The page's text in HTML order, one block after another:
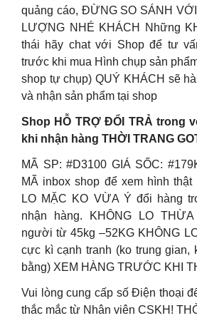
quảng cáo, ĐỪNG SO SÁNH
LƯỢNG NHÉ KHÁCH Những
thái hãy chat với Shop để tư
trước khi mua Hình chụp sản
shop tự chụp) QUÝ KHÁCH sẽ
và nhận sản phẩm tại shop
Shop HỖ TRỢ ĐỔI TRẢ trong
khi nhận hàng THỜI TRANG
MÃ SP: #D3100 GIÁ SỐC:
MÃ inbox shop để xem hình thật
LO MẶC KO VỪA Ý đổi hàng
nhận hàng. KHÔNG LO
người từ 45kg –52KG KHÔNG
cực kì cạnh tranh (ko trung gian,
bằng) XEM HÀNG TRƯỚC KHI
Vui lòng cung cấp số Điện thoại
thắc mắc từ Nhân viên CSKH!